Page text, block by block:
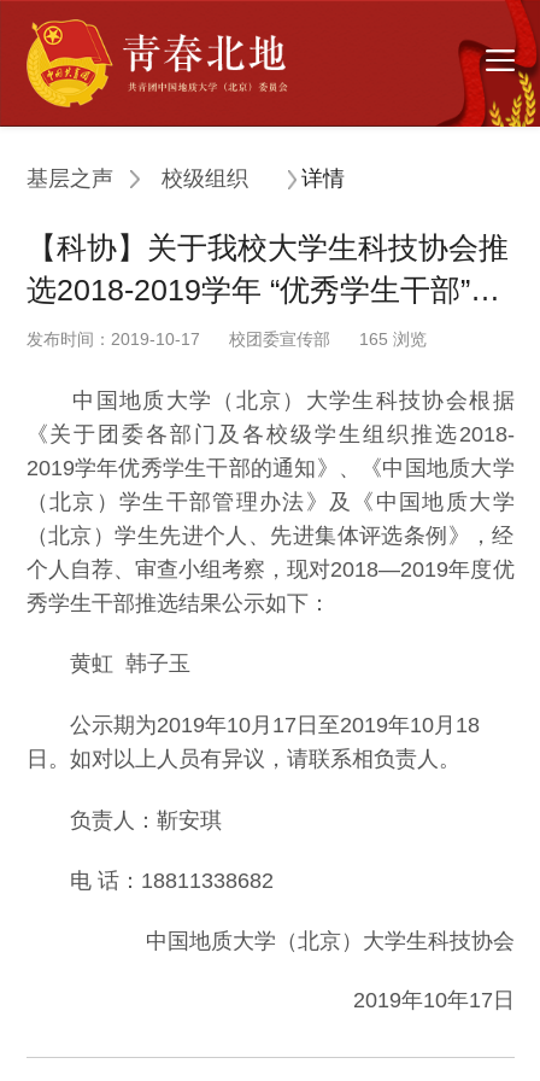
基层之声 校级组织 详情
【科协】关于我校大学生科技协会推
选2018-2019学年 “优秀学生干部”名
单的公示
发布时间：2019-10-17 校团委宣传部 165 浏览
中国地质大学（北京）大学生科技协会根据
《关于团委各部门及各校级学生组织推选2018-
2019学年优秀学生干部的通知》、《中国地质大学
（北京）学生干部管理办法》及《中国地质大学
（北京）学生先进个人、先进集体评选条例》，经
个人自荐、审查小组考察，现对2018—2019年度优
秀学生干部推选结果公示如下：
黄虹 韩子玉
公示期为2019年10月 17 日至2019年10月 18
日。如对以上人员有异议，请联系相负责人。
负责人：靳安琪
电话： 18811338682
中国地质大学（北京） 大学生科技协会
2019年10年17 日